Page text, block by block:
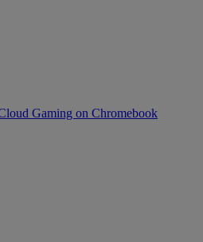
Gaming on Chromebook